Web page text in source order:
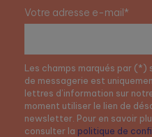
Votre adresse e-mail*
Les champs marqués par
de messagerie est
lettres d’information sur
moment utiliser le lien de
newsletter. Pour en savoir
consulter la politique de